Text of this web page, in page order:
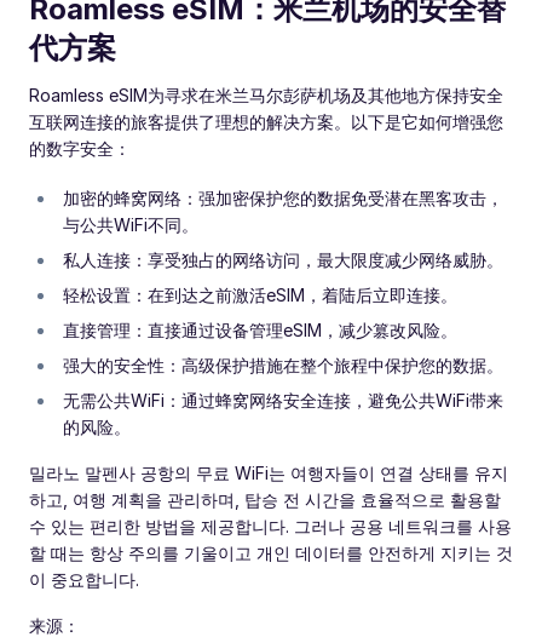
Roamless eSIM：米兰机场的安全替
代方案
Roamless eSIM为寻求在米兰马尔彭萨机场及其他地方保持安全
互联网连接的旅客提供了理想的解决方案。以下是它如何增强您
的数字安全：
加密的蜂窝网络：强加密保护您的数据免受潜在黑客攻击，
与公共WiFi不同。
私人连接：享受独占的网络访问，最大限度减少网络威胁。
轻松设置：在到达之前激活eSIM，着陆后立即连接。
直接管理：直接通过设备管理eSIM，减少篡改风险。
强大的安全性：高级保护措施在整个旅程中保护您的数据。
无需公共WiFi：通过蜂窝网络安全连接，避免公共WiFi带来
的风险。
밀라노 말펜사 공항의 무료 WiFi는 여행자들이 연결 상태를 유지
하고, 여행 계획을 관리하며, 탑승 전 시간을 효율적으로 활용할
수 있는 편리한 방법을 제공합니다. 그러나 공용 네트워크를 사용
할 때는 항상 주의를 기울이고 개인 데이터를 안전하게 지키는 것
이 중요합니다.
来源：